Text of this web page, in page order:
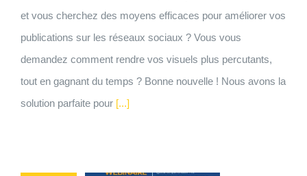
et vous cherchez des moyens efficaces pour améliorer vos
publications sur les réseaux sociaux ? Vous vous
demandez comment rendre vos visuels plus percutants,
tout en gagnant du temps ? Bonne nouvelle ! Nous avons la
solution parfaite pour[...]